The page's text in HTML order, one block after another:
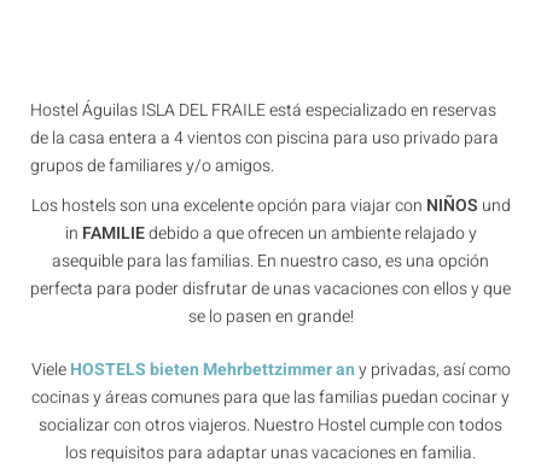
Hostel Águilas ISLA DEL FRAILE está especializado en reservas
de la casa entera a 4 vientos con piscina para uso privado para
grupos de familiares y/o amigos.
Los hostels son una excelente opción para viajar con NIÑOS und
in FAMILIEdebido a que ofrecen un ambiente relajado y
asequible para las familias. En nuestro caso, es una opción
perfecta para poder disfrutar de unas vacaciones con ellos y que
se lo pasen en grande!
VieleHOSTELS bieten Mehrbettzimmer any privadas, así como
cocinas y áreas comunes para que las familias puedan cocinar y
socializar con otros viajeros. Nuestro Hostel cumple con todos
los requisitos para adaptar unas vacaciones en familia.